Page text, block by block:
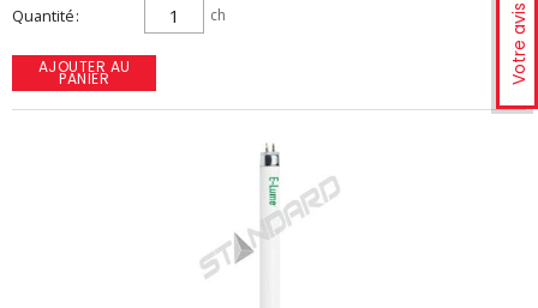
Votre avis
Quantité ch
AJOUTER AU
PANIER